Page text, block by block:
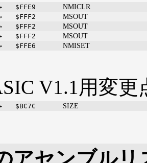
$FFE9 NMICLR
$FFF2 MSOUT
$FFF2 MSOUT
$FFF2 MSOUT
$FFE6 NMISET
V1.1用変更
$BC7C SIZE